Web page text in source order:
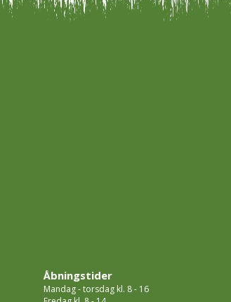
Åbningstider
Mandag - torsdag kl. 8 - 16